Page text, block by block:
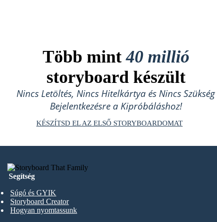
Több mint40 millió
storyboard készült
Nincs Letöltés, Nincs Hitelkártya és Nincs Szükség
Bejelentkezésre a Kipróbáláshoz!
KÉSZÍTSD EL AZ ELSŐ STORYBOARDOMAT
Segítség
Súgó és GYIK
Storyboard Creator
Hogyan nyomtassunk